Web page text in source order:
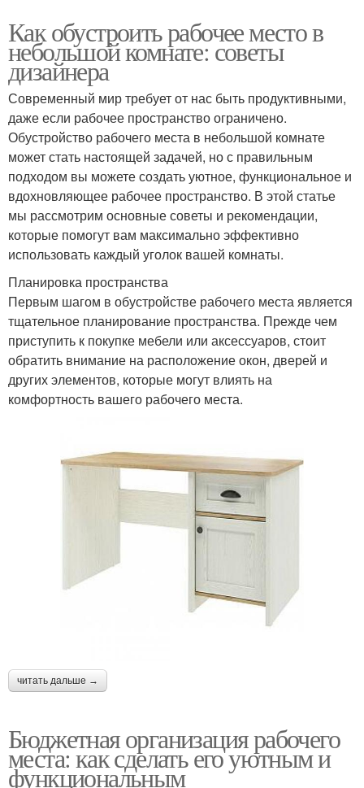
Как обустроить рабочее место в
небольшой комнате: советы
дизайнера
Современный мир требует от нас быть продуктивными,
даже если рабочее пространство ограничено.
Обустройство рабочего места в небольшой комнате
может стать настоящей задачей, но с правильным
подходом вы можете создать уютное, функциональное и
вдохновляющее рабочее пространство. В этой статье
мы рассмотрим основные советы и рекомендации,
которые помогут вам максимально эффективно
использовать каждый уголок вашей комнаты.
Планировка пространства
Первым шагом в обустройстве рабочего места является
тщательное планирование пространства. Прежде чем
приступить к покупке мебели или аксессуаров, стоит
обратить внимание на расположение окон, дверей и
других элементов, которые могут влиять на
комфортность вашего рабочего места.
читать дальше →
Бюджетная организация рабочего
места: как сделать его уютным и
функциональным